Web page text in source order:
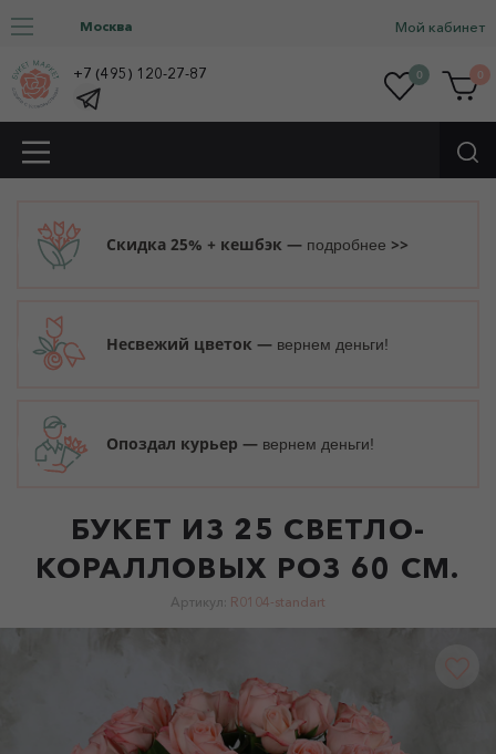
Москва Мой кабинет
+7 (495) 120-27-87 0 0
Скидка 25% + кешбэк — подробнее >>
Несвежий цветок — вернем деньги!
Опоздал курьер — вернем деньги!
БУКЕТ ИЗ 25 СВЕТЛО-
КОРАЛЛОВЫХ РОЗ 60 СМ.
Артикул: R0104-standart